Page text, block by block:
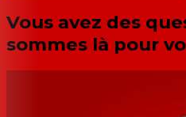
Vous avez des
sommes là pour